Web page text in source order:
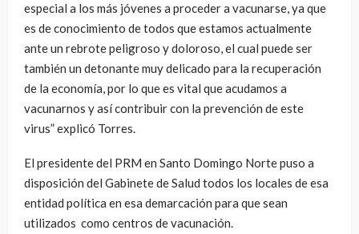
especial a los más jóvenes a proceder a vacunarse, ya que
es de conocimiento de todos que estamos actualmente
ante un rebrote peligroso y doloroso, el cual puede ser
también un detonante muy delicado para la recuperación
de la economía, por lo que es vital que acudamos a
vacunarnos y así contribuir con la prevención de este
virus” explicó Torres.
El presidente del PRM en Santo Domingo Norte puso a
disposición del Gabinete de Salud todos los locales de esa
entidad política en esa demarcación para que sean
utilizados como centros de vacunación.